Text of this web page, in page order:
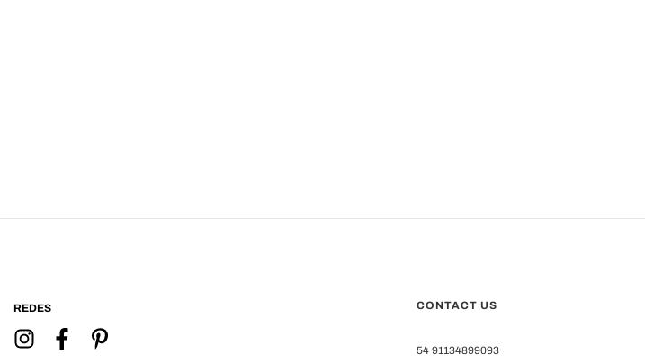
REDES CONTACT US
54 91134899093